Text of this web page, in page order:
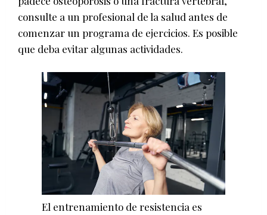
consulte a un profesional de la salud antes de
comenzar un programa de ejercicios. Es posible
que deba evitar algunas actividades.
El entrenamiento de resistencia es